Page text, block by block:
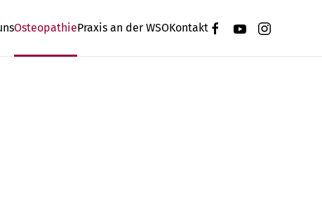
OsteopathiePraxis an der WSOKontakt